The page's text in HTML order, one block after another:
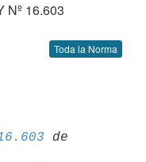
Nº 16.603
Toda la Norma
de